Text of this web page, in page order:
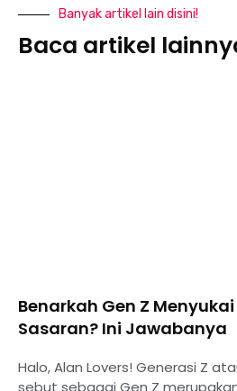
Banyak artikel lain disini!
Baca artikel
Benarkah Gen Z
Sasaran? Ini Jawabanya
Halo, Alan Lovers! Generasi Z